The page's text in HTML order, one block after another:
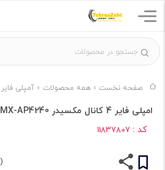
صفحه نخست همه محصولات آمپلی فایر
امپلی فایر 4 کانال مکسیدر MX-AP4240
کد : 11837807
(